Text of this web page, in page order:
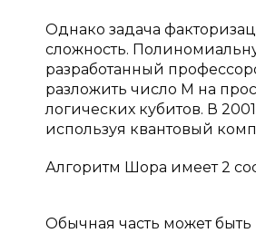
Однако задача
сложность.
разработанный
разложить число M на
логических кубитов. В
используя квантовый
Алгоритм Шора имеет 2
Обычная часть может